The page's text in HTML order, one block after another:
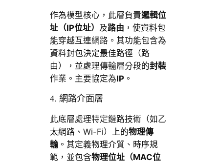
作為模型核心，此層負責邏輯位
址（IP位址） 及路由 ，使資料包
能穿越互連網路。其功能包含為
資料封包決定最佳路徑（路
由），並處理傳輸層分段的封裝
作業。主要協定為IP。
4. 網路介面層
此底層處理特定鏈路技術（如乙
太網路、Wi-Fi）上的物理傳
輸。其定義物理介質、時序規
範，並包含物理位址（MAC位